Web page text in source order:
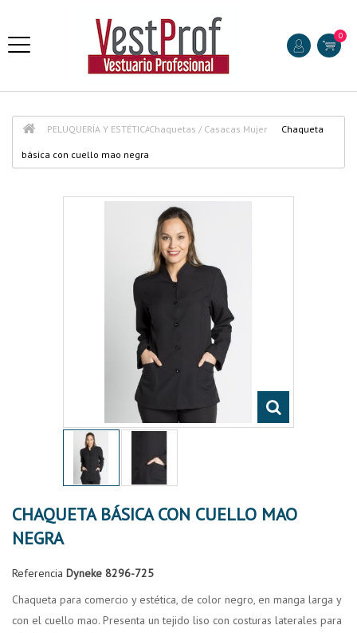
0
PELUQUERÍA Y ESTÉTICAChaquetas / Casacas Mujer Chaqueta
básica con cuello mao negra
CHAQUETA BÁSICA CON CUELLO MAO
NEGRA
Referencia Dyneke 8296-725
Chaqueta para comercio y estética, de color negro, en manga larga y
con el cuello mao. Presenta un tejido liso con costuras laterales para